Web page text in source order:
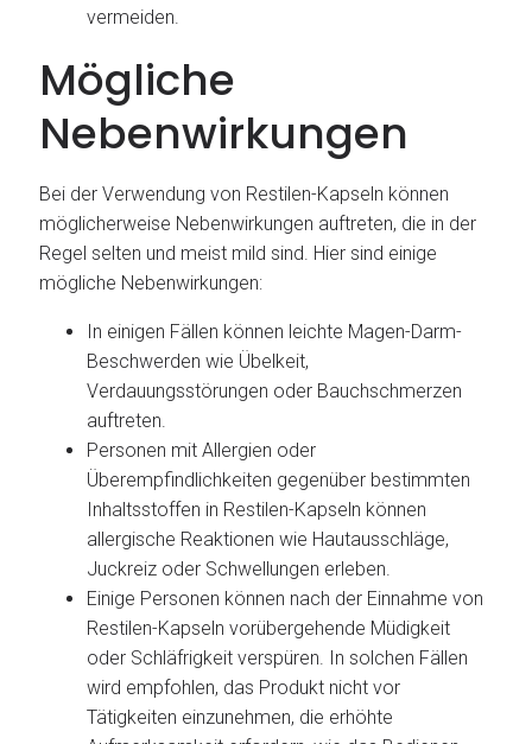
vermeiden.
Mögliche
Nebenwirkungen
Bei der Verwendung von Restilen-Kapseln können
möglicherweise Nebenwirkungen auftreten, die in der
Regel selten und meist mild sind. Hier sind einige
mögliche Nebenwirkungen:
In einigen Fällen können leichte Magen-Darm-
Beschwerden wie Übelkeit,
Verdauungsstörungen oder Bauchschmerzen
auftreten.
Personen mit Allergien oder
Überempfindlichkeiten gegenüber bestimmten
Inhaltsstoffen in Restilen-Kapseln können
allergische Reaktionen wie Hautausschläge,
Juckreiz oder Schwellungen erleben.
Einige Personen können nach der Einnahme von
Restilen-Kapseln vorübergehende Müdigkeit
oder Schläfrigkeit verspüren. In solchen Fällen
wird empfohlen, das Produkt nicht vor
Tätigkeiten einzunehmen, die erhöhte